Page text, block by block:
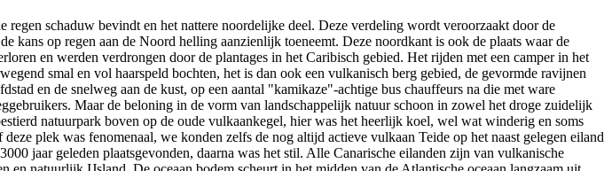
schaduw bevindt en het nattere noordelijke deel. Deze verdeling wordt veroorzaakt door de
op regen aan de Noord helling aanzienlijk toeneemt. Deze noordkant is ook de plaats waar de
en werden verdrongen door de plantages in het Caribisch gebied. Het rijden met een camper in het
smal en vol haarspeld bochten, het is dan ook een vulkanisch berg gebied, de gevormde ravijnen
en de snelweg aan de kust, op een aantal "kamikaze"-achtige bus chauffeurs na die met ware
Maar de beloning in de vorm van landschappelijk natuur schoon in zowel het droge zuidelijk
natuurpark boven op de oude vulkaankegel, hier was het heerlijk koel, wel wat winderig en soms
plek was fenomenaal, we konden zelfs de nog altijd actieve vulkaan Teide op het naast gelegen eiland
jaar geleden plaatsgevonden, daarna was het stil. Alle Canarische eilanden zijn van vulkanische